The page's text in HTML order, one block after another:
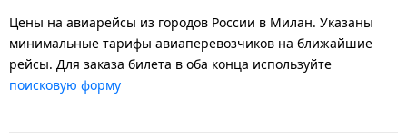
Цены на авиарейсы из городов России в Милан. Указаны
минимальные тарифы авиаперевозчиков на ближайшие
рейсы. Для заказа билета в оба конца используйте
поисковую форму